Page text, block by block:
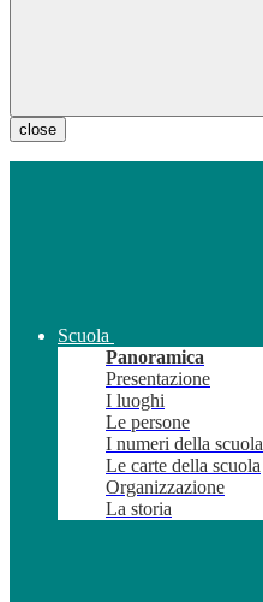
close
Scuola
Panoramica
Presentazione
I luoghi
Le persone
I numeri della scuola
Le carte della scuola
Organizzazione
La storia